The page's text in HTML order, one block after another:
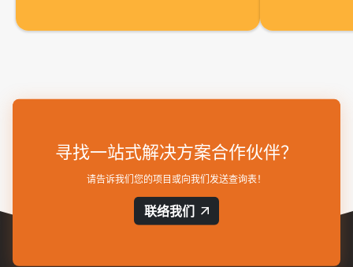
寻找一站式解决方案合作伙伴？
请告诉我们您的项目或向我们发送查询表！
联络我们